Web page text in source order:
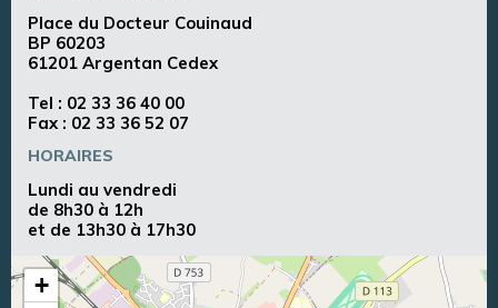
Place du Docteur Couinaud
BP 60203
61201 Argentan Cedex
Tel : 02 33 36 40 00
Fax : 02 33 36 52 07
HORAIRES
Lundi au vendredi
de 8h30 à 12h
et de 13h30 à 17h30
+